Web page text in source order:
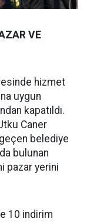
VE
hizmet
uygun
kapatıldı.
Caner
geçen belediye
bulunan
pazar yerini
10 indirim